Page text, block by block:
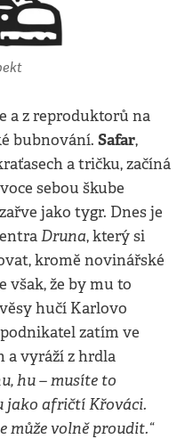
a z reproduktorů na
bubnování. Safar,
a tričku, začíná
sebou škube
jako tygr. Dnes je
Druna, který si
kromě novinářské
však, že by mu to
hučí Karlovo
zatím ve
a vyráží z hrdla
hu – musíte to
jako afričtí Křováci.
může volně proudit.“